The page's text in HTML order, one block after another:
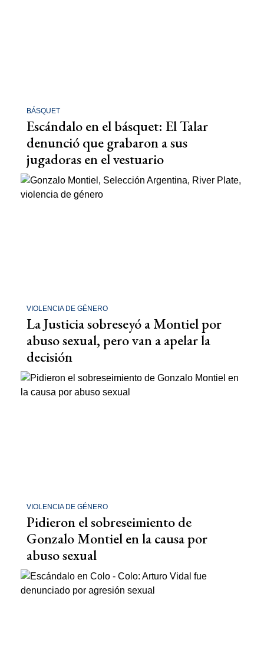
BÁSQUET
Escándalo en el básquet: El Talar
denunció que grabaron a sus
jugadoras en el vestuario
VIOLENCIA DE GÉNERO
La Justicia sobreseyó a Montiel por
abuso sexual, pero van a apelar la
decisión
VIOLENCIA DE GÉNERO
Pidieron el sobreseimiento de
Gonzalo Montiel en la causa por
abuso sexual